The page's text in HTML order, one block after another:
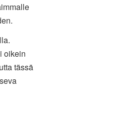
oikein
tässä